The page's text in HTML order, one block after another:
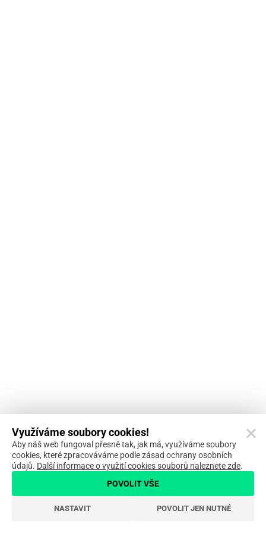
Využíváme soubory cookies!
Aby náš web fungoval přesně tak, jak má, využíváme soubory
cookies, které zpracováváme podle zásad ochrany osobních
údajů. Další informace o využití cookies souborů naleznete zde.
NASTAVIT POVOLIT JEN NUTNÉ
POVOLIT VŠE